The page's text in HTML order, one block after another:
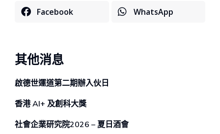
Facebook WhatsApp
其他消息
啟德世運道第二期辦⼊伙⽇
香港 AI+ 及創科⼤獎
社會企業研究院2026 – 夏日酒會